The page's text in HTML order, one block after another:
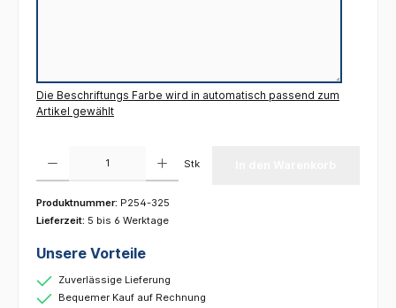
Die Beschriftungs Farbe wird in automatisch passend zum
Artikel gewählt
Stk
Produktnummer: P254-325
Lieferzeit: 5 bis 6 Werktage
Unsere Vorteile
Zuverlässige Lieferung
Bequemer Kauf auf Rechnung